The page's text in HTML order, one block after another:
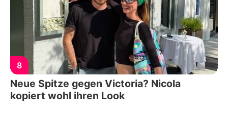
8
Neue Spitze gegen Victoria? Nicola
kopiert wohl ihren Look